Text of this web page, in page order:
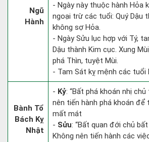
Ngũ
Hành
- Ngày này thuộc hành Hỏa
ngoại trừ các tuổi: Quý Dậu
không sợ Hỏa.
- Ngày Sửu lục hợp với Tý,
Dậu thành Kim cục. Xung
phá Thìn, tuyệt Mùi.
- Tam Sát kỵ mệnh các tuổi
Bành Tổ
Bách Kỵ
Nhật
- Kỷ: “Bất phá khoán nhị
nên tiến hành phá khoán để
mất mát
- Sửu: “Bất quan đới chủ
Không nên tiến hành các